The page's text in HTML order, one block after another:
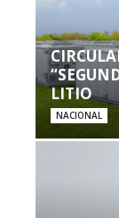
LITIO
NACIONAL